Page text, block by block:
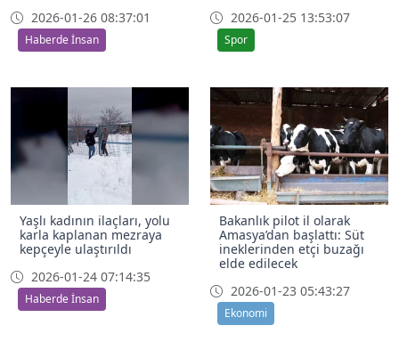
2026-01-26 08:37:01
Haberde İnsan
2026-01-25 13:53:07
Spor
Yaşlı kadının ilaçları, yolu
karla kaplanan mezraya
kepçeyle ulaştırıldı
2026-01-24 07:14:35
Haberde İnsan
Bakanlık pilot il olarak
Amasya’dan başlattı: Süt
ineklerinden etçi buzağı
elde edilecek
2026-01-23 05:43:27
Ekonomi